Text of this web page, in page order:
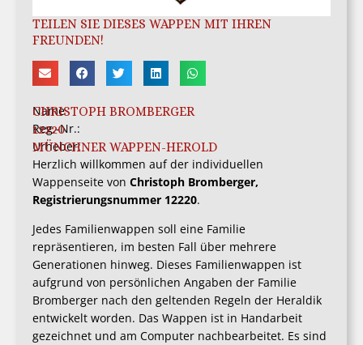
TEILEN SIE DIESES WAPPEN MIT IHREN
FREUNDEN!
Name
CHRISTOPH BROMBERGER
Reg.-Nr.:
12220
Urheber:
MÜNCHNER WAPPEN-HEROLD
Herzlich willkommen auf der individuellen
Wappenseite von Christoph Bromberger,
Registrierungsnummer 12220.
Jedes Familienwappen soll eine Familie
repräsentieren, im besten Fall über mehrere
Generationen hinweg. Dieses Familienwappen ist
aufgrund von persönlichen Angaben der Familie
Bromberger nach den geltenden Regeln der Heraldik
entwickelt worden. Das Wappen ist in Handarbeit
gezeichnet und am Computer nachbearbeitet. Es sind